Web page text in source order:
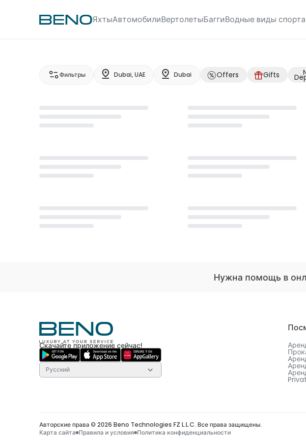
ЯхтыАвтомобилиВертолетыБаггиВодные виды спорта
Фильтры Dubai, UAE Dubai Offers Gifts
Нужна помощь в
Скачайте приложение сейчас!
Русский
Авторские права © 2026 Beno Technologies FZ L.L.C. Все права защищены.
Карта сайта Правила и условия Политика конфиденциальности